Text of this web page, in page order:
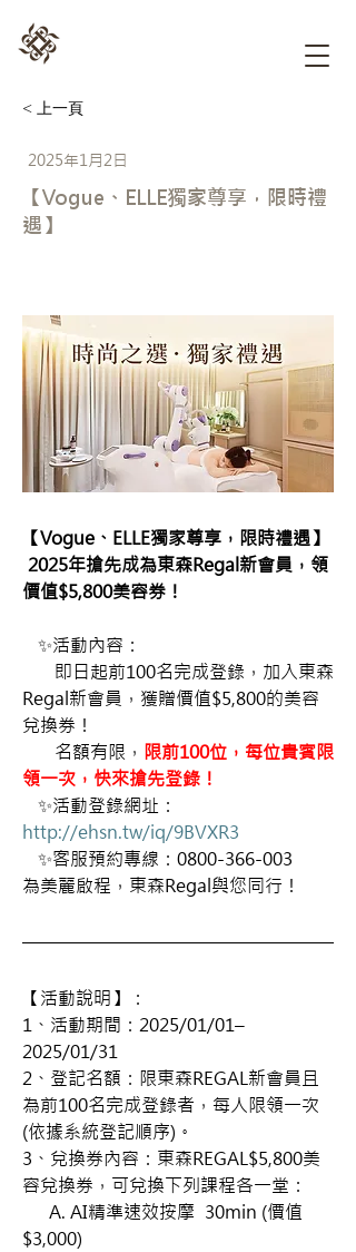
< 上一頁
2025年1月2日
【Vogue、ELLE獨家尊享，限時禮
遇】
【Vogue、ELLE獨家尊享，限時禮遇】
2025年搶先成為東森Regal新會員，領
價值$5,800美容券！
✨活動內容：
即日起前100名完成登錄，加入東森
Regal新會員，獲贈價值$5,800的美容
兌換券！
名額有限， 限前100位，每位貴賓限
領一次，快來搶先登錄！
✨活動登錄網址：
http://ehsn.tw/iq/9BVXR3
✨客服預約專線：0800-366-003
為美麗啟程，東森Regal與您同行！
【活動說明】：
1、活動期間：2025/01/01–
2025/01/31
2、登記名額：限東森REGAL新會員且
為前100名完成登錄者，每人限領一次
(依據系統登記順序)。
3、兌換券內容：東森REGAL$5,800美
容兌換券，可兌換下列課程各一堂：
A. AI精準速效按摩  30min (價值
$3,000)